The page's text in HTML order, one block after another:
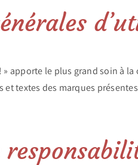
» apporte le plus grand soin à
textes des marques